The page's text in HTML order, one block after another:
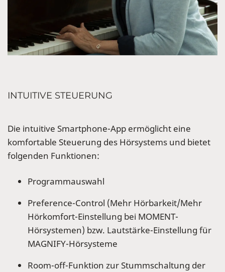
INTUITIVE STEUERUNG
Die intuitive Smartphone-App ermöglicht eine
komfortable Steuerung des Hörsystems und bietet
folgenden Funktionen:
Programmauswahl
Preference-Control (Mehr Hörbarkeit/Mehr
Hörkomfort-Einstellung bei MOMENT-
Hörsystemen) bzw. Lautstärke-Einstellung für
MAGNIFY-Hörsysteme
Room-off-Funktion zur Stummschaltung der